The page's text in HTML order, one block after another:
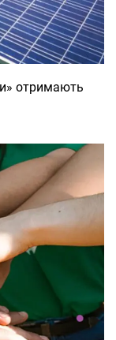
отримають